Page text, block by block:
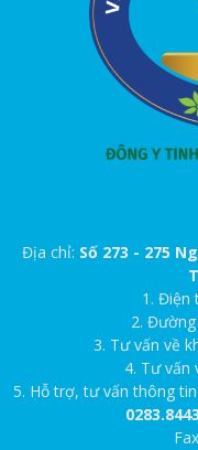
Địa chỉ: Số 273 - 275
1. Điện
2.
3. Tư vấn về
4. Tư vấn
5. Hỗ trợ, tư vấn thông